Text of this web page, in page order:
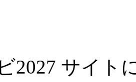
2027 サイト